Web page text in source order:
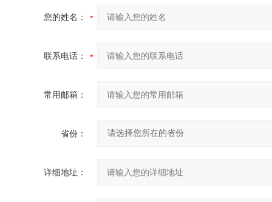
您的姓名：
联系电话：
常用邮箱：
省份：
详细地址：